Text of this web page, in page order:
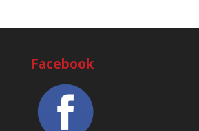
Facebook